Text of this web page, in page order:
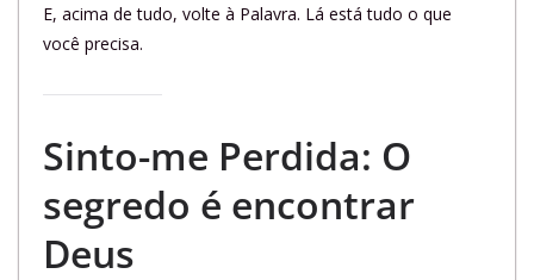
E, acima de tudo, volte à Palavra. Lá está tudo o que
você precisa.
Sinto-me Perdida: O
segredo é encontrar
Deus